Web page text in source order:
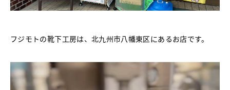
フジモトの靴下工房は、北九州市八幡東区にあるお店です。
動
画